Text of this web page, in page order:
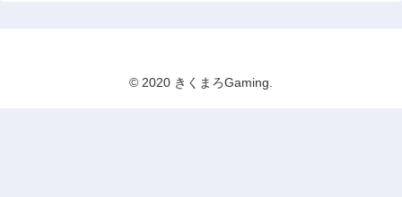
© 2020 きくまろGaming.